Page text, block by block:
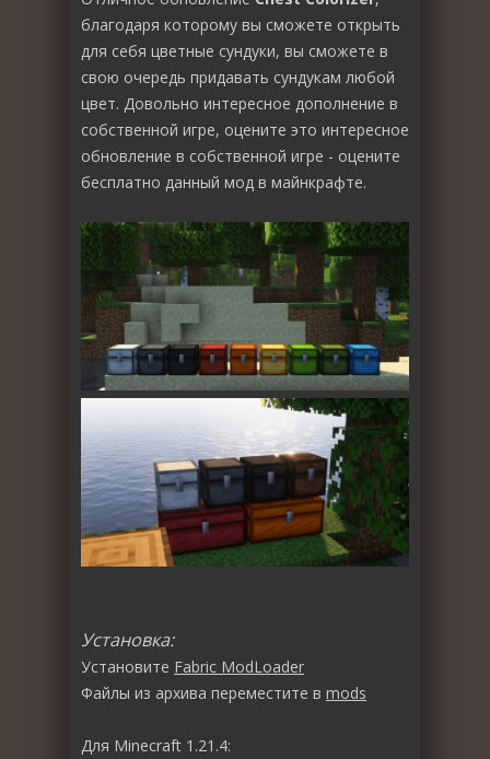
благодаря которому вы сможете открыть
для себя цветные сундуки, вы сможете в
свою очередь придавать сундукам любой
цвет. Довольно интересное дополнение в
собственной игре, оцените это интересное
обновление в собственной игре - оцените
бесплатно данный мод в майнкрафте.
Установка:
Установите Fabric ModLoader
Файлы из архива переместите в mods
Для Minecraft 1.21.4: